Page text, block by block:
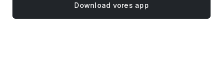
Download vores app